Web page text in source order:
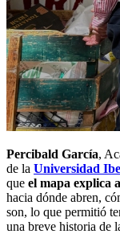
Percibald García,
de la Universidad
que el mapa explica
hacia dónde abren,
son, lo que permitió
una breve historia de